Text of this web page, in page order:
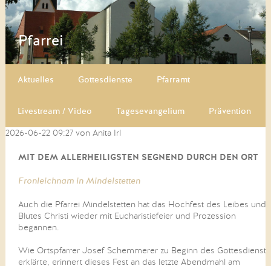
Pfarrei
Navigation überspringen
Aktuelles
Gottesdienste Pfarramt
Livestream / Video Tagesevangelium Prävention
2026-06-22 09:27von Anita Irl
MIT DEM ALLERHEILIGSTEN SEGNEND DURCH DEN ORT
Fronleichnam in Mindelstetten
Auch die Pfarrei Mindelstetten hat das Hochfest des Leibes und
Blutes Christi wieder mit Eucharistiefeier und Prozession
begannen.
Wie Ortspfarrer Josef Schemmerer zu Beginn des
erklärte, erinnert dieses Fest an das letzte Abendmahl am